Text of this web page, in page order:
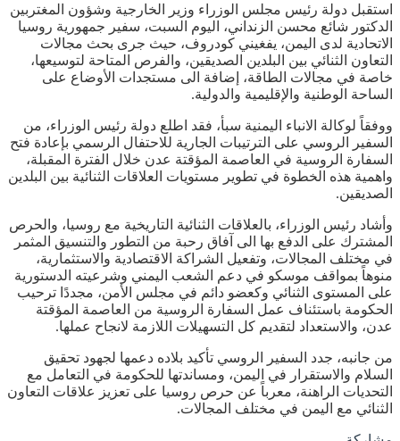
استقبل دولة رئيس مجلس الوزراء وزير الخارجية وشؤون المغتربين
الدكتور شائع محسن الزنداني، اليوم السبت، سفير جمهورية روسيا
الاتحادية لدى اليمن، يفغيني كودروف، حيث جرى بحث مجالات
التعاون الثنائي بين البلدين الصديقين، والفرص المتاحة لتوسيعها،
خاصة في مجالات الطاقة، إضافة الى مستجدات الأوضاع على
الساحة الوطنية والإقليمية والدولية.
ووفقاً لوكالة الانباء اليمنية سبأ، فقد اطلع دولة رئيس الوزراء، من
السفير الروسي على الترتيبات الجارية للاحتفال الرسمي بإعادة فتح
السفارة الروسية في العاصمة المؤقتة عدن خلال الفترة المقبلة،
واهمية هذه الخطوة في تطوير مستويات العلاقات الثنائية بين البلدين
الصديقين.
وأشاد رئيس الوزراء، بالعلاقات الثنائية التاريخية مع روسيا، والحرص
المشترك على الدفع بها الى آفاق رحبة من التطور والتنسيق المثمر
في مختلف المجالات، وتفعيل الشراكة الاقتصادية والاستثمارية،
منوهاً بمواقف موسكو في دعم الشعب اليمني وشرعيته الدستورية
على المستوى الثنائي وكعضو دائم في مجلس الأمن، مجددًا ترحيب
الحكومة باستئناف عمل السفارة الروسية من العاصمة المؤقتة
عدن، والاستعداد لتقديم كل التسهيلات اللازمة لانجاح عملها.
من جانبه، جدد السفير الروسي تأكيد بلاده دعمها لجهود تحقيق
السلام والاستقرار في اليمن، ومساندتها للحكومة في التعامل مع
التحديات الراهنة، معرباً عن حرص روسيا على تعزيز علاقات التعاون
الثنائي مع اليمن في مختلف المجالات.